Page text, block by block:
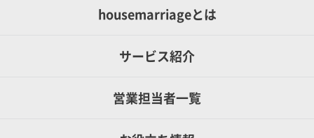
housemarriageとは
サービス紹介
営業担当者一覧